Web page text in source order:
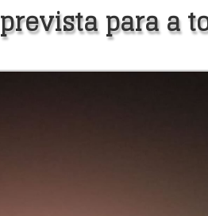
para a